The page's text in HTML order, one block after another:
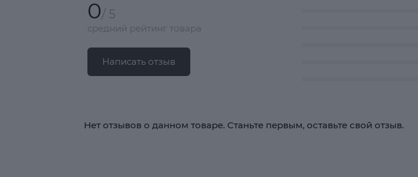
0/ 5
средний рейтинг товара
Написать отзыв
Нет отзывов о данном товаре. Станьте первым, оставьте свой отзыв.